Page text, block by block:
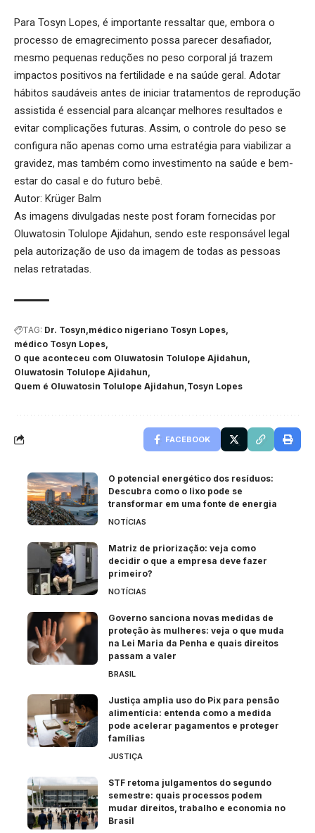
Para Tosyn Lopes, é importante ressaltar que, embora o
processo de emagrecimento possa parecer desafiador,
mesmo pequenas reduções no peso corporal já trazem
impactos positivos na fertilidade e na saúde geral. Adotar
hábitos saudáveis antes de iniciar tratamentos de reprodução
assistida é essencial para alcançar melhores resultados e
evitar complicações futuras. Assim, o controle do peso se
configura não apenas como uma estratégia para viabilizar a
gravidez, mas também como investimento na saúde e bem-
estar do casal e do futuro bebê.
Autor: Krüger Balm
As imagens divulgadas neste post foram fornecidas por
Oluwatosin Tolulope Ajidahun, sendo este responsável legal
pela autorização de uso da imagem de todas as pessoas
nelas retratadas.
TAG: Dr. Tosyn médico nigeriano Tosyn Lopes
médico Tosyn Lopes
O que aconteceu com Oluwatosin Tolulope Ajidahun
Oluwatosin Tolulope Ajidahun
Quem é Oluwatosin Tolulope Ajidahun Tosyn Lopes
FACEBOOK
O potencial energético dos resíduos:
Descubra como o lixo pode se
transformar em uma fonte de energia
NOTÍCIAS
Matriz de priorização: veja como
decidir o que a empresa deve fazer
primeiro?
NOTÍCIAS
Governo sanciona novas medidas de
proteção às mulheres: veja o que muda
na Lei Maria da Penha e quais direitos
passam a valer
BRASIL
Justiça amplia uso do Pix para pensão
alimentícia: entenda como a medida
pode acelerar pagamentos e proteger
famílias
JUSTIÇA
STF retoma julgamentos do segundo
semestre: quais processos podem
mudar direitos, trabalho e economia no
Brasil